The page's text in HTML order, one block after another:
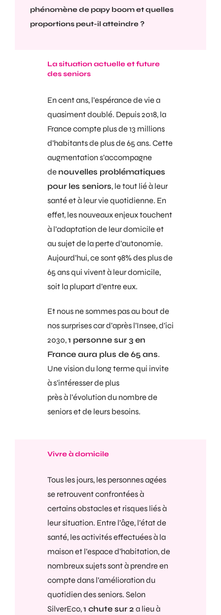
phénomène de papy boom et quelles
proportions peut-il atteindre ?
La situation actuelle et future
des seniors
En cent ans, l’espérance de vie a
quasiment doublé. Depuis 2018, la
France compte plus de 13 millions
d’habitants de plus de 65 ans. Cette
augmentation s’accompagne
de nouvelles problématiques
pour les seniors, le tout lié à leur
santé et à leur vie quotidienne. En
effet, les nouveaux enjeux touchent
à l’adaptation de leur domicile et
au sujet de la perte d’autonomie.
Aujourd’hui, ce sont 98% des plus de
65 ans qui vivent à leur domicile,
soit la plupart d’entre eux.
Et nous ne sommes pas au bout de
nos surprises car d’après l’Insee, d’ici
2030,1 personne sur 3 en
France aura plus de 65 ans.
Une vision du long terme qui invite
à s’intéresser de plus
près à l’évolution du nombre de
seniors et de leurs besoins.
Vivre à domicile
Tous les jours, les personnes agées
se retrouvent confrontées à
certains obstacles et risques liés à
leur situation. Entre l’âge, l’état de
santé, les activités effectuées à la
maison et l’espace d’habitation, de
nombreux sujets sont à prendre en
compte dans l’amélioration du
quotidien des seniors. Selon
SilverEco,1 chute sur 2 a lieu à